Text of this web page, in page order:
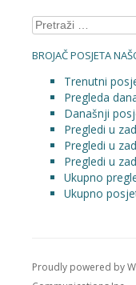
Pretraga:
BROJAČ POSJETA
Trenutni
Pregleda
Današnji
Pregledi u
Pregledi u
Pregledi u
Ukupno
Ukupno
Proudly powered by